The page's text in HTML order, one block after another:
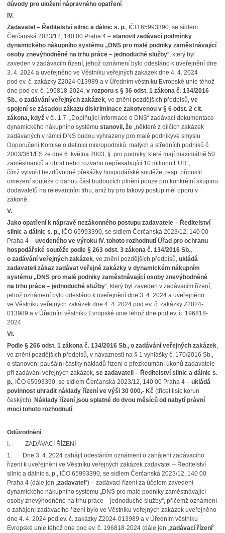
důvody pro uložení nápravného opatření.
IV.
Zadavatel – Ředitelství silnic a dálnic s. p., IČO 65993390, se sídlem
Čerčanská 2023/12, 140 00 Praha 4 – stanovil zadávací podmínky
dynamického nákupního systému „DNS pro malé podniky zaměstnávající
osoby znevýhodněné na trhu práce – jednoduché služby“, který byl
zaveden v zadávacím řízení, jehož oznámení bylo odesláno k uveřejnění dne
3. 4. 2024 a uveřejněno ve Věstníku veřejných zakázek dne 4. 4. 2024
pod ev. č. zakázky Z2024-013989 a v Úředním věstníku Evropské unie téhož
dne pod ev. č. 196818-2024, v rozporu s § 36 odst. 1 zákona č. 134/2016
Sb., o zadávání veřejných zakázek, ve znění pozdějších předpisů, ve
spojení se zásadou zákazu diskriminace zakotvenou v § 6 odst. 2 cit.
zákona, kdyžv čl. 1.7. „Doplňující informace o DNS“ zadávací dokumentace
dynamického nákupního systému stanovil, že„některé z dílčích zakázek
zadávaných v rámci DNS budou vyhrazeny pro malé podnikyve smyslu
Doporučení Komise o definici mikropodniků, malých a středních podniků č.
2003/361/ES ze dne 6. května 2003, tj. pro podniky, které mají maximálně 50
zaměstnanců a obrat nebo rozvahu nepřesahující 10 milionů EUR“,
čímž vytvořil bezdůvodné překážky hospodářské soutěže, resp. připustil
omezení soutěže o danou část budoucích plnění pouze pro konkrétní skupinu
dodavatelů na relevantním trhu, aniž by pro takový postup měl oporu v
zákoně.
V.
Jako opatření k nápravě nezákonného postupu zadavatele – Ředitelství
silnic a dálnic s. p., IČO 65993390, se sídlem Čerčanská 2023/12, 140 00
Praha 4 – uvedeného ve výroku IV. tohoto rozhodnutí Úřad pro ochranu
hospodářské soutěže podle § 263 odst. 3 zákona č. 134/2016 Sb.,
o zadávání veřejných zakázek, ve znění pozdějších předpisů, ukládá
zadavateli zákaz zadávat veřejné zakázky v dynamickém nákupním
systému „DNS pro malé podniky zaměstnávající osoby znevýhodněné
na trhu práce – jednoduché služby“, který byl zaveden v zadávacím řízení,
jehož oznámení bylo odesláno k uveřejnění dne 3. 4. 2024 a uveřejněno
ve Věstníku veřejných zakázek dne 4. 4. 2024 pod ev. č. zakázky Z2024-
013989 a v Úředním věstníku Evropské unie téhož dne pod ev. č. 196818-
2024.
VI.
Podle § 266 odst. 1 zákona č. 134/2016 Sb., o zadávání veřejných zakázek,
ve znění pozdějších předpisů, v návaznosti na § 1 vyhlášky č. 170/2016 Sb.,
o stanovení paušální částky nákladů řízení o přezkoumání úkonů zadavatele
při zadávání veřejných zakázek, se zadavateli – Ředitelství silnic a dálnic s.
p., IČO 65993390, se sídlem Čerčanská 2023/12, 140 00 Praha 4 – ukládá
povinnost uhradit náklady řízení ve výši 30 000,- Kč(třicet tisíc korun
českých). Náklady řízení jsou splatné do dvou měsíců od nabytí právní
moci tohoto rozhodnutí.
Odůvodnění
I. ZADÁVACÍ ŘÍZENÍ
1. Dne 3. 4. 2024 zahájil odesláním oznámení o zahájení zadávacího
řízení k uveřejnění ve Věstníku veřejných zakázek zadavatel – Ředitelství
silnic a dálnic s. p., IČO 65993390, se sídlem Čerčanská 2023/12, 140 00
Praha 4 (dále jen „zadavatel “) – zadávací řízení za účelem zavedení
dynamického nákupního systému „DNS pro malé podniky zaměstnávající
osoby znevýhodněné na trhu práce – jednoduché služby“, přičemž oznámení
o zahájení zadávacího řízení bylo ve Věstníku veřejných zakázek uveřejněno
dne 4. 4. 2024 pod ev. č. zakázky Z2024-013989 a v Úředním věstníku
Evropské unie téhož dne pod ev. č. 196818-2024 (dále jen „zadávací řízení“